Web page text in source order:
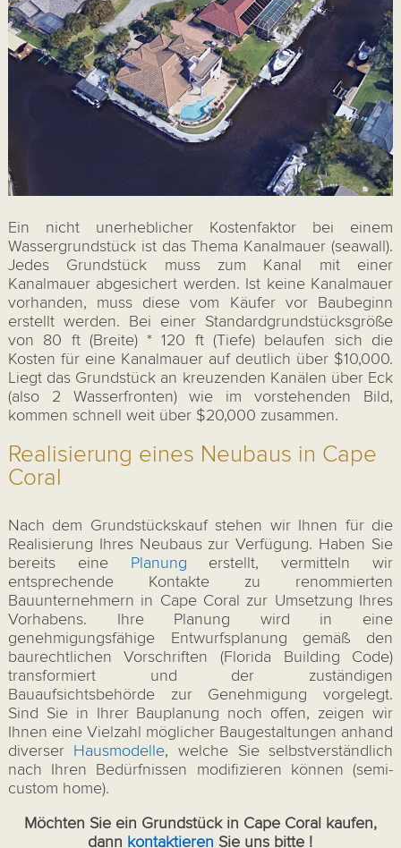
Ein nicht unerheblicher Kostenfaktor bei einem
Wassergrundstück ist das Thema Kanalmauer (seawall).
Jedes Grundstück muss zum Kanal mit einer
Kanalmauer abgesichert werden. Ist keine Kanalmauer
vorhanden, muss diese vom Käufer vor Baubeginn
erstellt werden. Bei einer Standardgrundstücksgröße
von 80 ft (Breite) * 120 ft (Tiefe) belaufen sich die
Kosten für eine Kanalmauer auf deutlich über $10,000.
Liegt das Grundstück an kreuzenden Kanälen über Eck
(also 2 Wasserfronten) wie im vorstehenden Bild,
kommen schnell weit über $20,000 zusammen.
Realisierung eines Neubaus in Cape
Coral
Nach dem Grundstückskauf stehen wir Ihnen für die
Realisierung Ihres Neubaus zur Verfügung. Haben Sie
bereits eine Planung erstellt, vermitteln wir
entsprechende Kontakte zu renommierten
Bauunternehmern in Cape Coral zur Umsetzung Ihres
Vorhabens. Ihre Planung wird in eine
genehmigungsfähige Entwurfsplanung gemäß den
baurechtlichen Vorschriften (Florida Building Code)
transformiert und der zuständigen
Bauaufsichtsbehörde zur Genehmigung vorgelegt.
Sind Sie in Ihrer Bauplanung noch offen, zeigen wir
Ihnen eine Vielzahl möglicher Baugestaltungen anhand
diverser Hausmodelle, welche Sie selbstverständlich
nach Ihren Bedürfnissen modifizieren können (semi-
custom home).
Möchten Sie ein Grundstück in Cape Coral kaufen,
dann kontaktieren Sie uns bitte !